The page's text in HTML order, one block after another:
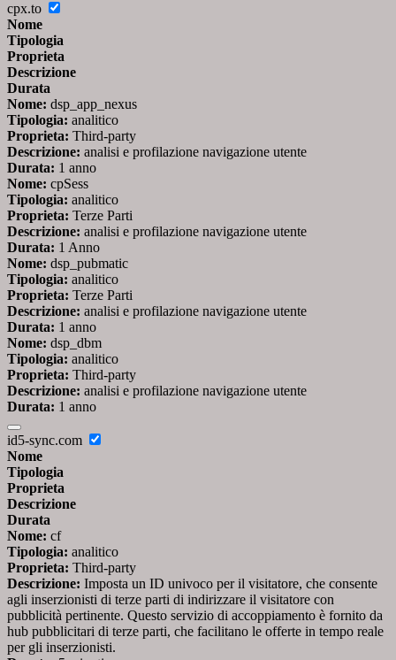
cpx.to
Nome
Tipologia
Proprieta
Descrizione
Durata
Nome: dsp_app_nexus
Tipologia: analitico
Proprieta: Third-party
Descrizione: analisi e profilazione navigazione utente
Durata: 1 anno
Nome: cpSess
Tipologia: analitico
Proprieta: Terze Parti
Descrizione: analisi e profilazione navigazione utente
Durata: 1 Anno
Nome: dsp_pubmatic
Tipologia: analitico
Proprieta: Terze Parti
Descrizione: analisi e profilazione navigazione utente
Durata: 1 anno
Nome: dsp_dbm
Tipologia: analitico
Proprieta: Third-party
Descrizione: analisi e profilazione navigazione utente
Durata: 1 anno
id5-sync.com
Nome
Tipologia
Proprieta
Descrizione
Durata
Nome: cf
Tipologia: analitico
Proprieta: Third-party
Descrizione: Imposta un ID univoco per il visitatore, che consente
agli inserzionisti di terze parti di indirizzare il visitatore con
pubblicità pertinente. Questo servizio di accoppiamento è fornito da
hub pubblicitari di terze parti, che facilitano le offerte in tempo reale
per gli inserzionisti.